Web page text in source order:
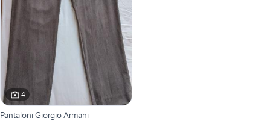
4
Pantaloni Giorgio Armani